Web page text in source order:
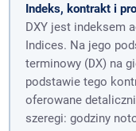
Indeks, kontrakt i
DXY jest indeksem
Indices. Na jego
terminowy (DX) na
podstawie tego
oferowane
szeregi: godziny